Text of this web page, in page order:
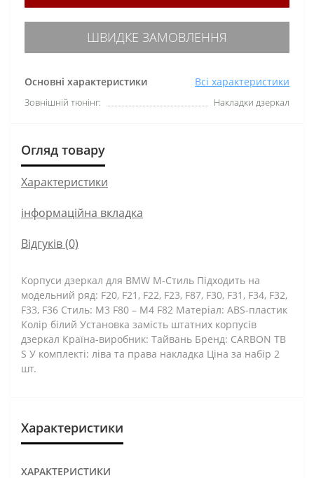
Основні характеристики Всі характеристики
Зовнішній тюнінг: Накладки дзеркал
ШВИДКЕ ЗАМОВЛЕННЯ
Огляд товару
Характеристики
інформаційна вкладка
Відгуків (0)
Корпуси дзеркал для BMW M-Стиль Підходить на
модельний ряд: F20, F21, F22, F23, F87, F30, F31, F34, F32,
F33, F36 Стиль: M3 F80 – М4 F82 Матеріал: ABS-пластик
Колір білий Установка замість штатних корпусів
дзеркал Країна-виробник: Тайвань Бренд: CARBON TB
S У комплекті: ліва та права накладка Ціна за набір 2
шт.
Характеристики
ХАРАКТЕРИСТИКИ